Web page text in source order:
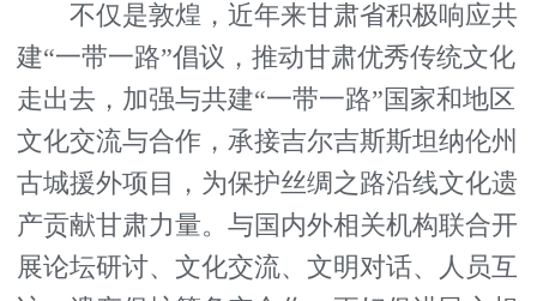
不仅是敦煌，近年来甘肃省积极响应共
建“一带一路”倡议，推动甘肃优秀传统文化
走出去，加强与共建“一带一路”国家和地区
文化交流与合作，承接吉尔吉斯斯坦纳伦州
古城援外项目，为保护丝绸之路沿线文化遗
产贡献甘肃力量。与国内外相关机构联合开
展论坛研讨、文化交流、文明对话、人员互